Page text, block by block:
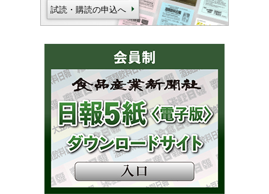
試読・購読の申込へ